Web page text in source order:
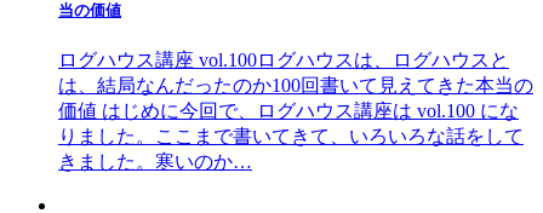
当の価値
ログハウス講座 vol.100ログハウスは、ログハウスと
は、結局なんだったのか100回書いて見えてきた本当の
価値 はじめに今回で、ログハウス講座は vol.100 にな
りました。ここまで書いてきて、いろいろな話をして
きました。寒いのか…